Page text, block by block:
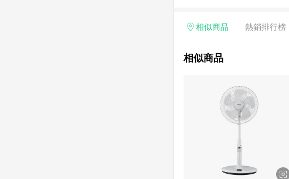
「草莓網」全館商品。 4. 如
面顯示為準。 7. LINE購物設
品資料更新會有時間差，如
準。 9. 若有贈點爭議，請務
贈點回饋。 10. 部分點數紅包
紅包頁面規則為準。
相似商品 熱銷排行榜
相似商品